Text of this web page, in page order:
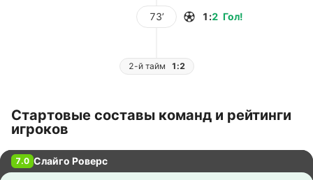
73’ Гол!
1 :2
2-й тайм 1:2
Стартовые составы команд и рейтинги
игроков
7.0 Слайго Роверс